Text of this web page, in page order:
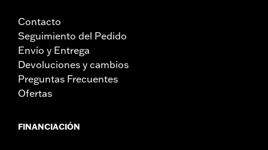
Contacto
Seguimiento del Pedido
Envío y Entrega
Devoluciones y cambios
Preguntas Frecuentes
Ofertas
FINANCIACIÓN